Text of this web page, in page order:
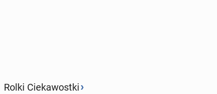
Rolki Ciekawostki›